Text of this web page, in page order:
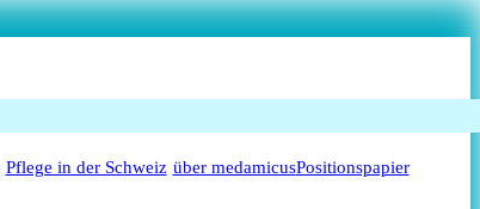
Pflege in der Schweiz über medamicusPositionspapier